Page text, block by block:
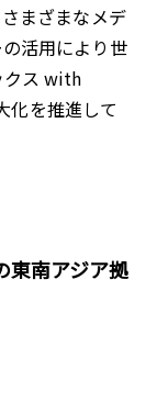
まざまなメデ
活用により世
クス with
化を推進して
東南アジア拠